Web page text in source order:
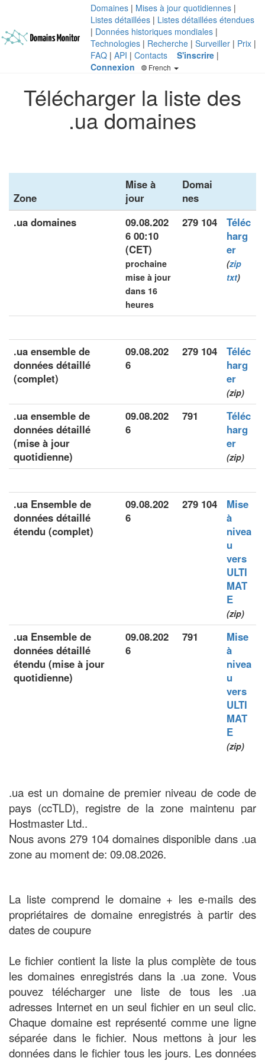
Domaines | Mises à jour quotidiennes |
Listes détaillées | Listes détaillées étendues
| Données historiques mondiales |
Technologies | Recherche | Surveiller | Prix |
FAQ | API | Contacts S'inscrire |
Connexion
French
Télécharger la liste des
.ua domaines
Zone
Mise à
jour
Domai
nes
.ua domaines
09.08.202
6 00:10
(CET)
prochaine
mise à jour
dans 16
heures
279 104
Téléc
harg
er
(zip
txt)
.ua ensemble de
données détaillé
(complet)
09.08.202
6
279 104
Téléc
harg
er
(zip)
.ua ensemble de
données détaillé
(mise à jour
quotidienne)
09.08.202
6
791
Téléc
harg
er
(zip)
.ua Ensemble de
données détaillé
étendu (complet)
09.08.202
6
279 104
Mise
à
nivea
u
vers
ULTI
MAT
E
(zip)
.ua Ensemble de
données détaillé
étendu (mise à jour
quotidienne)
09.08.202
6
791
Mise
à
nivea
u
vers
ULTI
MAT
E
(zip)
.ua est un domaine de premier niveau de code de
pays (ccTLD), registre de la zone maintenu par
Hostmaster Ltd..
Nous avons 279 104 domaines disponible dans .ua
zone au moment de: 09.08.2026.
La liste comprend le domaine + les e-mails des
propriétaires de domaine enregistrés à partir des
dates de coupure
Le fichier contient la liste la plus complète de tous
les domaines enregistrés dans la .ua zone. Vous
pouvez télécharger une liste de tous les .ua
adresses Internet en un seul fichier en un seul clic.
Chaque domaine est représenté comme une ligne
séparée dans le fichier. Nous mettons à jour les
données dans le fichier tous les jours. Les données